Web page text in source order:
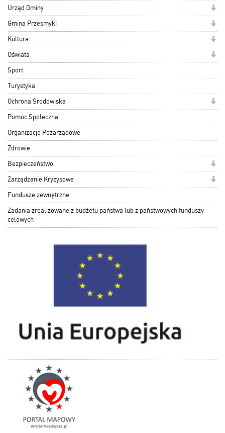
Urząd Gminy
Gmina Przesmyki
Kultura
Oświata
Sport
Turystyka
Ochrona Środowiska
Pomoc Społeczna
Organizacje Pozarządowe
Zdrowie
Bezpieczeństwo
Zarządzanie Kryzysowe
Fundusze zewnętrzne
Zadania zrealizowane z budżetu państwa lub z państwowych funduszy
celowych